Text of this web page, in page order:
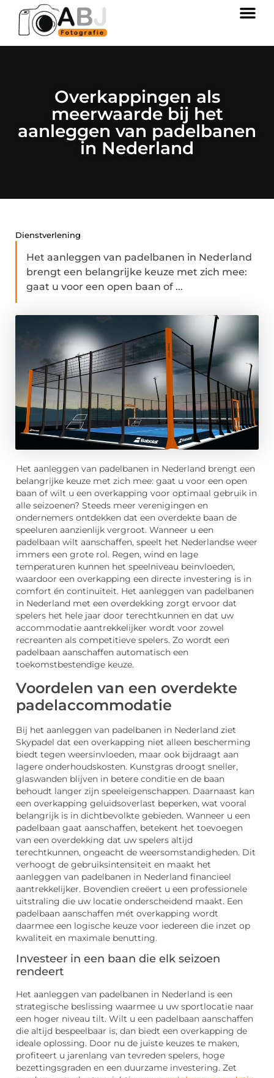
Overkappingen als
meerwaarde bij het
aanleggen van padelbanen
in Nederland
Dienstverlening
Het aanleggen van padelbanen in Nederland
brengt een belangrijke keuze met zich mee:
gaat u voor een open baan of ...
Het aanleggen van padelbanen in Nederland brengt een
belangrijke keuze met zich mee: gaat u voor een open
baan of wilt u een overkapping voor optimaal gebruik in
alle seizoenen? Steeds meer verenigingen en
ondernemers ontdekken dat een overdekte baan de
speeluren aanzienlijk vergroot. Wanneer u een
padelbaan wilt aanschaffen, speelt het Nederlandse weer
immers een grote rol. Regen, wind en lage
temperaturen kunnen het speelniveau beïnvloeden,
waardoor een overkapping een directe investering is in
comfort én continuïteit. Het aanleggen van padelbanen
in Nederland met een overdekking zorgt ervoor dat
spelers het hele jaar door terechtkunnen en dat uw
accommodatie aantrekkelijker wordt voor zowel
recreanten als competitieve spelers. Zo wordt een
padelbaan aanschaffen automatisch een
toekomstbestendige keuze.
Voordelen van een overdekte
padelaccommodatie
Bij het aanleggen van padelbanen in Nederland ziet
Skypadel dat een overkapping niet alleen bescherming
biedt tegen weersinvloeden, maar ook bijdraagt aan
lagere onderhoudskosten. Kunstgras droogt sneller,
glaswanden blijven in betere conditie en de baan
behoudt langer zijn speeleigenschappen. Daarnaast kan
een overkapping geluidsoverlast beperken, wat vooral
belangrijk is in dichtbevolkte gebieden. Wanneer u een
padelbaan gaat aanschaffen, betekent het toevoegen
van een overdekking dat uw spelers altijd
terechtkunnen, ongeacht de weersomstandigheden. Dit
verhoogt de gebruiksintensiteit en maakt het
aanleggen van padelbanen in Nederland financieel
aantrekkelijker. Bovendien creëert u een professionele
uitstraling die uw locatie onderscheidend maakt. Een
padelbaan aanschaffen mét overkapping wordt
daarmee een logische keuze voor iedereen die inzet op
kwaliteit en maximale benutting.
Investeer in een baan die elk seizoen
rendeert
Het aanleggen van padelbanen in Nederland is een
strategische beslissing waarmee u uw sportlocatie naar
een hoger niveau tilt. Wilt u een padelbaan aanschaffen
die altijd bespeelbaar is, dan biedt een overkapping de
ideale oplossing. Door nu de juiste keuzes te maken,
profiteert u jarenlang van tevreden spelers, hoge
bezettingsgraden en een duurzame investering. Zet